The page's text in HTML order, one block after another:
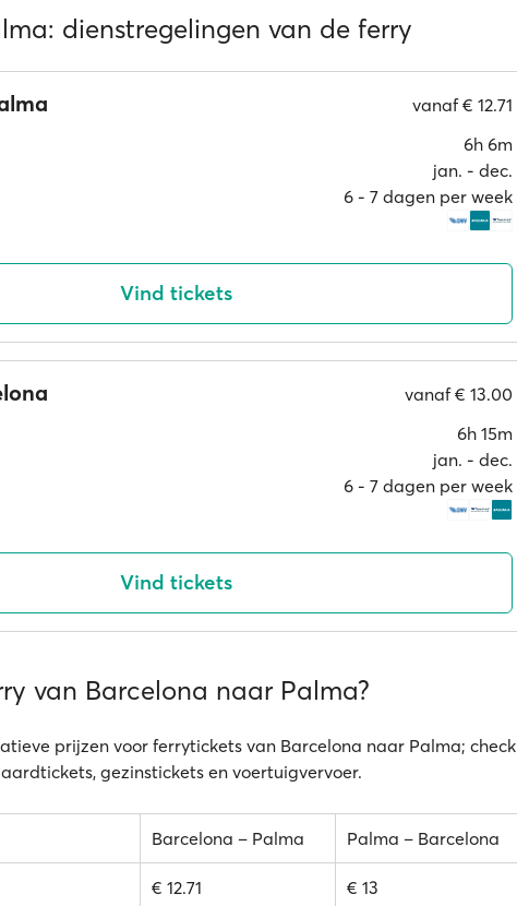
dienstregelingen van de ferry
vanaf€ 12.71
6h 6m
jan. ‐ dec.
6 ‐ 7 dagen per week
Vind tickets
vanaf€ 13.00
6h 15m
jan. ‐ dec.
6 ‐ 7 dagen per week
Vind tickets
van Barcelona naar Palma?
prijzen voor ferrytickets van Barcelona naar Palma; check
gezinstickets en voertuigvervoer.
Barcelona – Palma Palma – Barcelona
€ 12.71 € 13